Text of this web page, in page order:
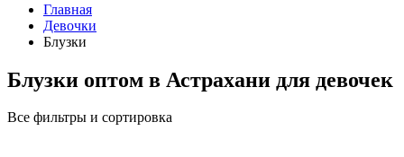
Главная
Девочки
Блузки
Блузки оптом в Астрахани для девочек
Все фильтры и сортировка